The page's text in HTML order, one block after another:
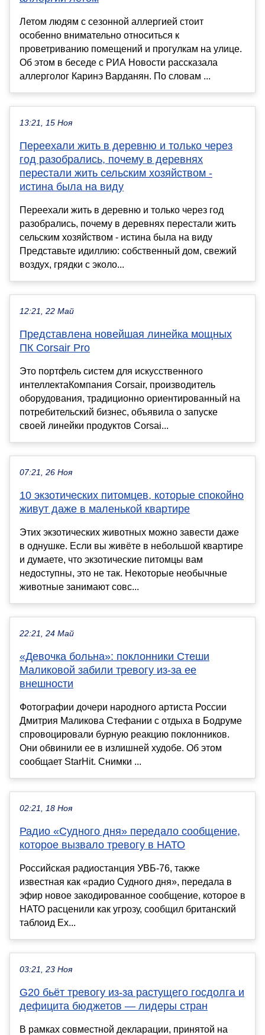
Летом людям с сезонной аллергией стоит
особенно внимательно относиться к
проветриванию помещений и прогулкам на улице.
Об этом в беседе с РИА Новости рассказала
аллерголог Каринэ Варданян. По словам ...
13:21, 15 Ноя
Переехали жить в деревню и только через
год разобрались, почему в деревнях
перестали жить сельским хозяйством -
истина была на виду
Переехали жить в деревню и только через год
разобрались, почему в деревнях перестали жить
сельским хозяйством - истина была на виду
Представьте идиллию: собственный дом, свежий
воздух, грядки с эколо...
12:21, 22 Май
Представлена новейшая линейка мощных
ПК Corsair Pro
Это портфель систем для искусственного
интеллектаКомпания Corsair, производитель
оборудования, традиционно ориентированный на
потребительский бизнес, объявила о запуске
своей линейки продуктов Corsai...
07:21, 26 Ноя
10 экзотических питомцев, которые спокойно
живут даже в маленькой квартире
Этих экзотических животных можно завести даже
в однушке. Если вы живёте в небольшой квартире
и думаете, что экзотические питомцы вам
недоступны, это не так. Некоторые необычные
животные занимают совс...
22:21, 24 Май
«Девочка больна»: поклонники Стеши
Маликовой забили тревогу из-за ее
внешности
Фотографии дочери народного артиста России
Дмитрия Маликова Стефании с отдыха в Бодруме
спровоцировали бурную реакцию поклонников.
Они обвинили ее в излишней худобе. Об этом
сообщает StarHit. Снимки ...
02:21, 18 Ноя
Радио «Судного дня» передало сообщение,
которое вызвало тревогу в НАТО
Российская радиостанция УВБ-76, также
известная как «радио Судного дня», передала в
эфир новое закодированное сообщение, которое в
НАТО расценили как угрозу, сообщил британский
таблоид Ex...
03:21, 23 Ноя
G20 бьёт тревогу из-за растущего госдолга и
дефицита бюджетов — лидеры стран
В рамках совместной декларации, принятой на